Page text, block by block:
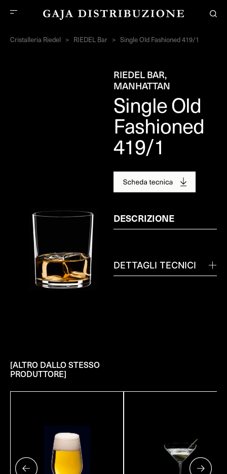
Cristalleria Riedel > RIEDEL Bar > Single Old Fashioned 419/1
RIEDEL BAR,
MANHATTAN
Single Old
Fashioned
419/1
DESCRIZIONE
DETTAGLI TECNICI
[ALTRO DALLO STESSO
PRODUTTORE]